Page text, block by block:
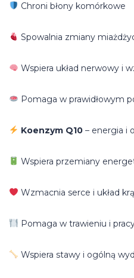
Chroni błony komórkowe
Spowalnia zmiany
Wspiera układ nerwowy i
Pomaga w prawidłowym
Koenzym Q10– energia i
Wspiera przemiany
Wzmacnia serce i układ
Pomaga w trawieniu i
Wspiera stawy i ogólną